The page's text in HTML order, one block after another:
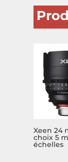
Xeen 24
choix 5
échelles